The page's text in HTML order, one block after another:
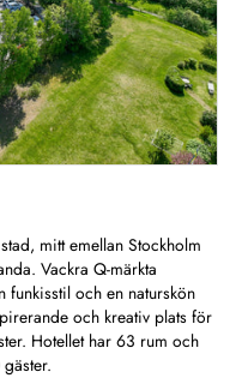
mitt emellan Stockholm
Vackra Q-märkta
och en naturskön
och kreativ plats för
Hotellet har 63 rum och